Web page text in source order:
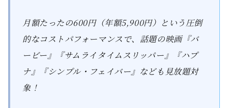
月額たったの600円（年額5,900円）という圧倒
的なコストパフォーマンスで、話題の映画『バ
ービー』『サムライタイムスリッパー』『ハプ
ナ』『シンプル・フェイバー』なども見放題対
象！